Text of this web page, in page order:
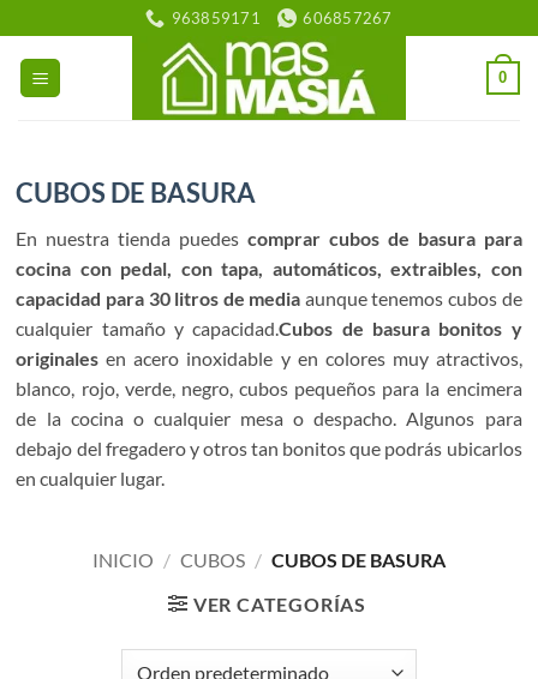
al
contenido
963859171 606857267
0
CUBOS DE BASURA
En nuestra tienda puedes comprar cubos de basura para
cocina con pedal, con tapa, automáticos, extraibles, con
capacidad para 30 litros de media aunque tenemos cubos de
cualquier tamaño y capacidad.Cubos de basura bonitos y
originales en acero inoxidable y en colores muy atractivos,
blanco, rojo, verde, negro, cubos pequeños para la encimera
de la cocina o cualquier mesa o despacho. Algunos para
debajo del fregadero y otros tan bonitos que podrás ubicarlos
en cualquier lugar.
INICIO / CUBOS / CUBOS DE BASURA
VER CATEGORÍAS